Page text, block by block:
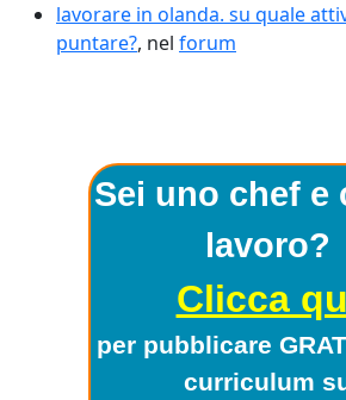
lavorare in olanda. su quale
puntare?, nel forum
Sei uno chef e
lavoro?
Clicca
per pubblicare
curriculum